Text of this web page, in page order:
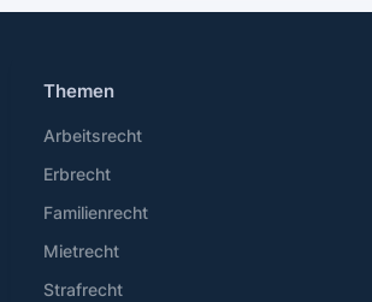
Themen
Arbeitsrecht
Erbrecht
Familienrecht
Mietrecht
Strafrecht